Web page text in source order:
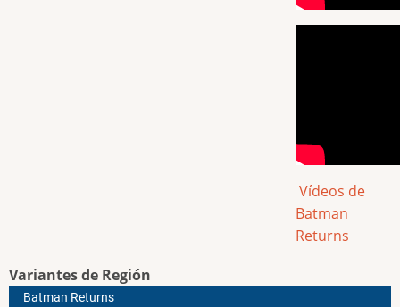
Vídeos de
Batman
Returns
Variantes de Región
Batman Returns